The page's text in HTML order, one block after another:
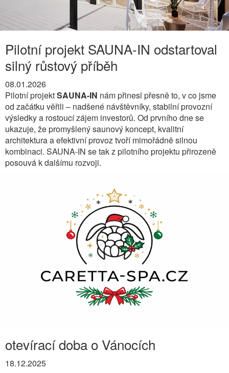
Pilotní projekt SAUNA-IN odstartoval
silný růstový příběh
08.01.2026
Pilotní projektSAUNA-IN nám přinesl přesně to, v co jsme
od začátku věřili – nadšené návštěvníky, stabilní provozní
výsledky a rostoucí zájem investorů. Od prvního dne se
ukazuje, že promyšlený saunový koncept, kvalitní
architektura a efektivní provoz tvoří mimořádně silnou
kombinaci. SAUNA-IN se tak z pilotního projektu přirozeně
posouvá k dalšímu rozvoji.
otevírací doba o Vánocích
18.12.2025